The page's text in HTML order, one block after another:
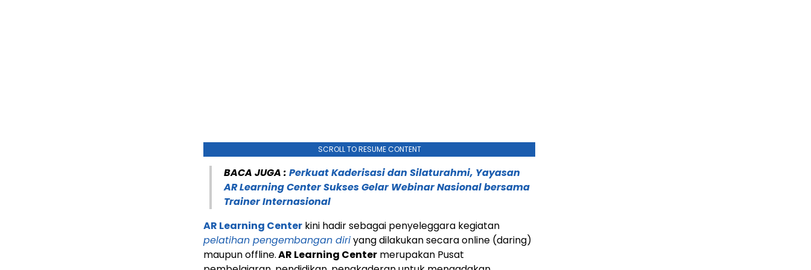
SCROLL TO RESUME CONTENT
BACA JUGA : Perkuat Kaderisasi dan Silaturahmi, Yayasan
AR Learning Center Sukses Gelar Webinar Nasional bersama
Trainer Internasional
AR Learning Center kini hadir sebagai penyeleggara kegiatan
pelatihan pengembangan diriyang dilakukan secara online (daring)
maupun offline.AR Learning Center merupakan Pusat